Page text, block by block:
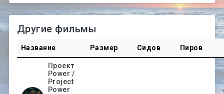
Другие фильмы
Название Размер Сидов Пиров
Проект
Power /
Project
Power